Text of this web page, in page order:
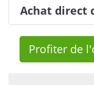
Achat direct
Profiter de